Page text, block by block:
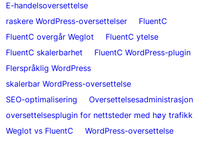
E-handelsoversettelse
raskere WordPress-oversettelser
FluentC
FluentC overgår Weglot
FluentC ytelse
FluentC skalerbarhet
FluentC WordPress-plugin
Flerspråklig WordPress
skalerbar WordPress-oversettelse
SEO-optimalisering
Oversettelsesadministrasjon
oversettelsesplugin for nettsteder med høy trafikk
Weglot vs FluentC
WordPress-oversettelse